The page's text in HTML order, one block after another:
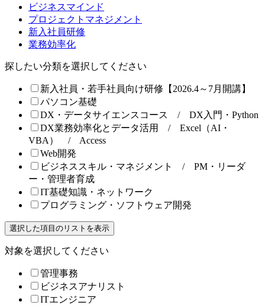
ビジネスマインド
プロジェクトマネジメント
新入社員研修
業務効率化
探したい分類を選択してください
新入社員・若手社員向け研修【2026.4～7月開講】
パソコン基礎
DX・データサイエンスコース / DX入門・Python
DX業務効率化とデータ活用 / Excel（AI・
VBA） / Access
Web開発
ビジネススキル・マネジメント / PM・リーダ
ー・管理者育成
IT基礎知識・ネットワーク
プログラミング・ソフトウェア開発
選択した項目のリストを表示
対象を選択してください
管理事務
ビジネスアナリスト
ITエンジニア